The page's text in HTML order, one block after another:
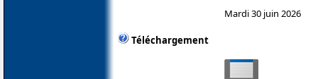
Mardi 30 juin 2026
Téléchargement